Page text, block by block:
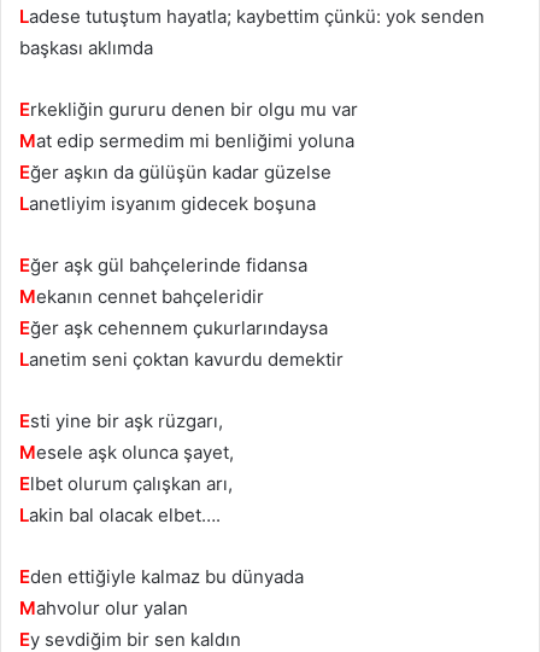
Ladese tutuştum hayatla; kaybettim çünkü: yok senden
başkası aklımda
Erkekliğin gururu denen bir olgu mu var
Mat edip sermedim mi benliğimi yoluna
Eğer aşkın da gülüşün kadar güzelse
Lanetliyim isyanım gidecek boşuna
Eğer aşk gül bahçelerinde fidansa
Mekanın cennet bahçeleridir
Eğer aşk cehennem çukurlarındaysa
Lanetim seni çoktan kavurdu demektir
Esti yine bir aşk rüzgarı,
Mesele aşk olunca şayet,
Elbet olurum çalışkan arı,
Lakin bal olacak elbet….
Eden ettiğiyle kalmaz bu dünyada
Mahvolur olur yalan
Ey sevdiğim bir sen kaldın